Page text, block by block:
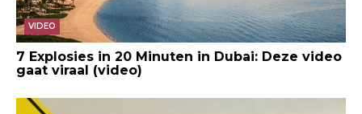
VIDEO
7 Explosies in 20 Minuten in Dubai: Deze video
gaat viraal (video)